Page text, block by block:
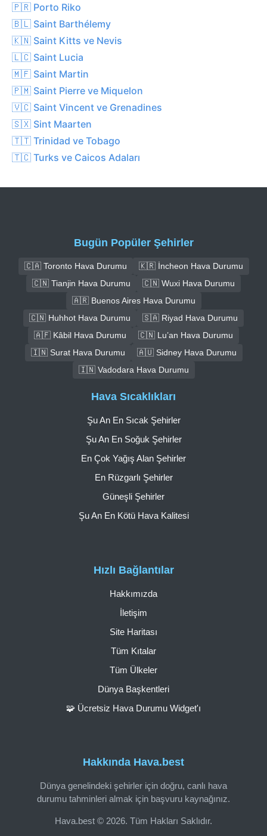
🇵🇷 Porto Riko
🇧🇱 Saint Barthélemy
🇰🇳 Saint Kitts ve Nevis
🇱🇨 Saint Lucia
🇲🇫 Saint Martin
🇵🇲 Saint Pierre ve Miquelon
🇻🇨 Saint Vincent ve Grenadines
🇸🇽 Sint Maarten
🇹🇹 Trinidad ve Tobago
🇹🇨 Turks ve Caicos Adaları
Bugün Popüler Şehirler
🇨🇦 Toronto Hava Durumu
🇰🇷 İncheon Hava Durumu
🇨🇳 Tianjin Hava Durumu
🇨🇳 Wuxi Hava Durumu
🇦🇷 Buenos Aires Hava Durumu
🇨🇳 Huhhot Hava Durumu
🇸🇦 Riyad Hava Durumu
🇦🇫 Kâbil Hava Durumu
🇨🇳 Lu’an Hava Durumu
🇮🇳 Surat Hava Durumu
🇦🇺 Sidney Hava Durumu
🇮🇳 Vadodara Hava Durumu
Hakkında Hava.best
Dünya genelindeki şehirler için doğru, canlı hava
durumu tahminleri almak için başvuru kaynağınız.
Hava.best © 2026. Tüm Hakları Saklıdır.
Hızlı Bağlantılar
Hakkımızda
İletişim
Site Haritası
Tüm Kıtalar
Tüm Ülkeler
Dünya Başkentleri
🧩 Ücretsiz Hava Durumu Widget'ı
Hava Sıcaklıkları
Şu An En Sıcak Şehirler
Şu An En Soğuk Şehirler
En Çok Yağış Alan Şehirler
En Rüzgarlı Şehirler
Güneşli Şehirler
Şu An En Kötü Hava Kalitesi